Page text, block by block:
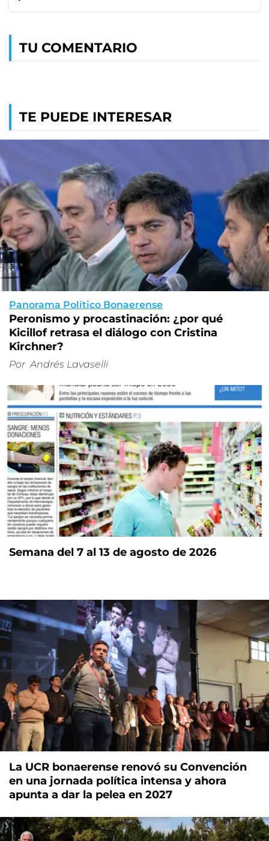
TU COMENTARIO
TE PUEDE INTERESAR
Panorama Político Bonaerense
Peronismo y procastinación: ¿por qué
Kicillof retrasa el diálogo con Cristina
Kirchner?
Por Andrés Lavaselli
Semana del 7 al 13 de agosto de 2026
La UCR bonaerense renovó su Convención
en una jornada política intensa y ahora
apunta a dar la pelea en 2027